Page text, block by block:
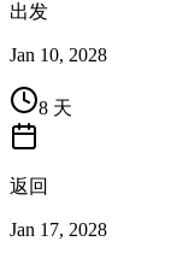
出发
Jan 10, 2028
8 天
返回
Jan 17, 2028